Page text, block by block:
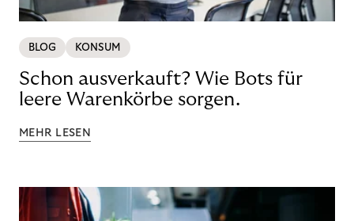
BLOG KONSUM
Schon ausverkauft? Wie Bots für
leere Warenkörbe sorgen.
MEHR LESEN